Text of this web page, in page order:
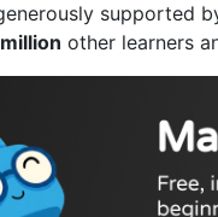
supported
other learners